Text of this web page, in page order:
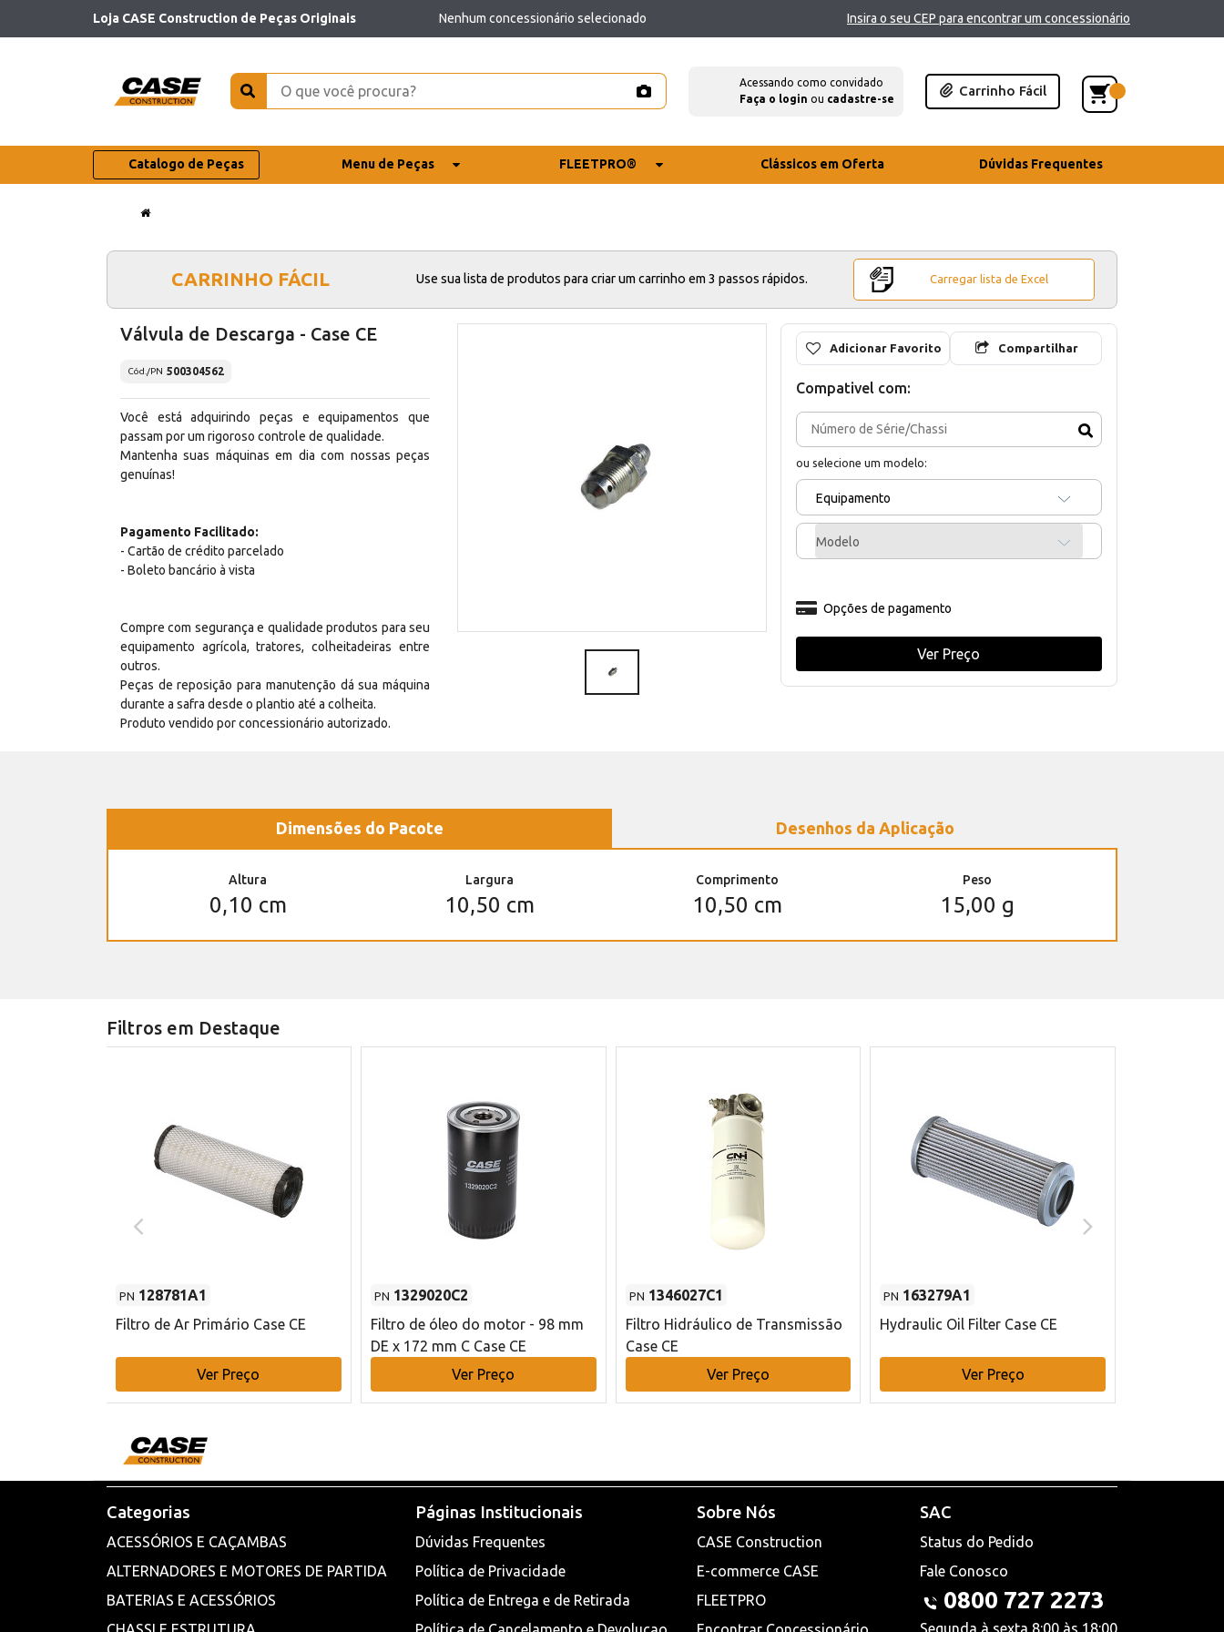
Loja CASE Construction de Peças Originais Nenhum concessionário selecionado Insira o seu CEP para encontrar um concessionário
Acessando como convidado
Faça o login ou cadastre-se
Carrinho Fácil
Catalogo de Peças Menu de Peças FLEETPRO® Clássicos em Oferta Dúvidas Frequentes
CARRINHO FÁCIL Use sua lista de produtos para criar um carrinho em 3 passos rápidos. Carregar lista de Excel
Válvula de Descarga - Case CE
Cód./PN 500304562
Você está adquirindo peças e equipamentos que
passam por um rigoroso controle de qualidade.
Mantenha suas máquinas em dia com nossas peças
genuínas!
Pagamento Facilitado:
- Cartão de crédito parcelado
- Boleto bancário à vista
Compre com segurança e qualidade produtos para seu
equipamento agrícola, tratores, colheitadeiras entre
outros.
Peças de reposição para manutenção dá sua máquina
durante a safra desde o plantio até a colheita.
Produto vendido por concessionário autorizado.
Adicionar Favorito Compartilhar
Compativel com:
ou selecione um modelo:
Equipamento
Modelo
Opções de pagamento
Ver Preço
Dimensões do Pacote Desenhos da Aplicação
Altura
0,10 cm
Largura
10,50 cm
Comprimento
10,50 cm
Peso
15,00 g
Filtros em Destaque
PN 128781A1
Filtro de Ar Primário Case CE
Ver Preço
PN 1329020C2
Filtro de óleo do motor - 98 mm
DE x 172 mm C Case CE
Ver Preço
PN 1346027C1
Filtro Hidráulico de Transmissão
Case CE
Ver Preço
PN 163279A1
Hydraulic Oil Filter Case CE
Ver Preço
Categorias
ACESSÓRIOS E CAÇAMBAS
ALTERNADORES E MOTORES DE PARTIDA
BATERIAS E ACESSÓRIOS
Páginas Institucionais
Dúvidas Frequentes
Política de Privacidade
Política de Entrega e de Retirada
Sobre Nós
CASE Construction
E-commerce CASE
FLEETPRO
SAC
Status do Pedido
Fale Conosco
0800 727 2273
Segunda à sexta 8:00 às 18:00